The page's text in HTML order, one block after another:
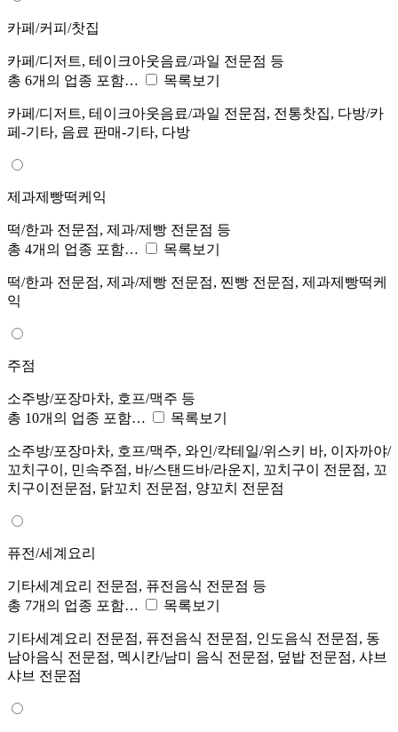
카페/커피/찻집
카페/디저트, 테이크아웃음료/과일 전문점 등
총 6개의 업종 포함…
목록보기
카페/디저트, 테이크아웃음료/과일 전문점, 전통찻집, 다방/카
페-기타, 음료 판매-기타, 다방
제과제빵떡케익
떡/한과 전문점, 제과/제빵 전문점 등
총 4개의 업종 포함…
목록보기
떡/한과 전문점, 제과/제빵 전문점, 찐빵 전문점, 제과제빵떡케
익
주점
소주방/포장마차, 호프/맥주 등
총 10개의 업종 포함…
목록보기
소주방/포장마차, 호프/맥주, 와인/칵테일/위스키 바, 이자까야/
꼬치구이, 민속주점, 바/스탠드바/라운지, 꼬치구이 전문점, 꼬
치구이전문점, 닭꼬치 전문점, 양꼬치 전문점
퓨전/세계요리
기타세계요리 전문점, 퓨전음식 전문점 등
총 7개의 업종 포함…
목록보기
기타세계요리 전문점, 퓨전음식 전문점, 인도음식 전문점, 동
남아음식 전문점, 멕시칸/남미 음식 전문점, 덮밥 전문점, 샤브
샤브 전문점